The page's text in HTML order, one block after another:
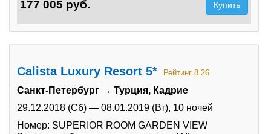
177 005 руб. Купить
Calista Luxury Resort 5* Рейтинг 8.26
Санкт-Петербург → Турция, Кадрие
29.12.2018 (Сб) — 08.01.2019 (Вт), 10 ночей
Номер: SUPERIOR ROOM GARDEN VIEW